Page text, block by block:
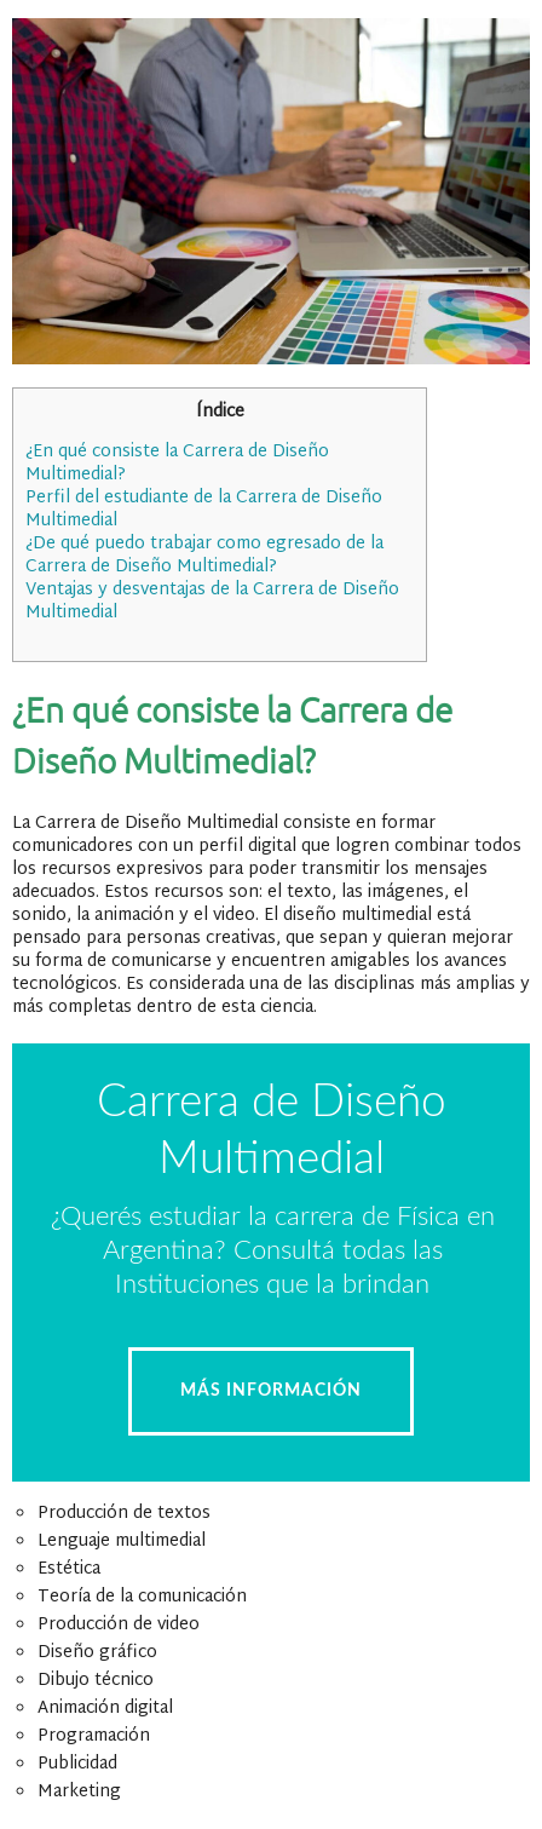
Índice
¿En qué consiste la Carrera de Diseño
Multimedial?
Perfil del estudiante de la Carrera de Diseño
Multimedial
¿De qué puedo trabajar como egresado de la
Carrera de Diseño Multimedial?
Ventajas y desventajas de la Carrera de Diseño
Multimedial
¿En qué consiste la Carrera de
Diseño Multimedial?
La Carrera de Diseño Multimedial consiste en formar
comunicadores con un perfil digital que logren combinar todos
los recursos expresivos para poder transmitir los mensajes
adecuados. Estos recursos son: el texto, las imágenes, el
sonido, la animación y el video. El diseño multimedial está
pensado para personas creativas, que sepan y quieran mejorar
su forma de comunicarse y encuentren amigables los avances
tecnológicos. Es considerada una de las disciplinas más amplias y
más completas dentro de esta ciencia.
Carrera de Diseño
Multimedial
¿Querés estudiar la carrera de Física en
Argentina? Consultá todas las
Instituciones que la brindan
MÁS INFORMACIÓN
Algunas de las materias que vas a tener dentro del plan de
Producción de textos
Lenguaje multimedial
Estética
Teoría de la comunicación
Producción de video
Diseño gráfico
Dibujo técnico
Animación digital
Programación
Publicidad
Marketing